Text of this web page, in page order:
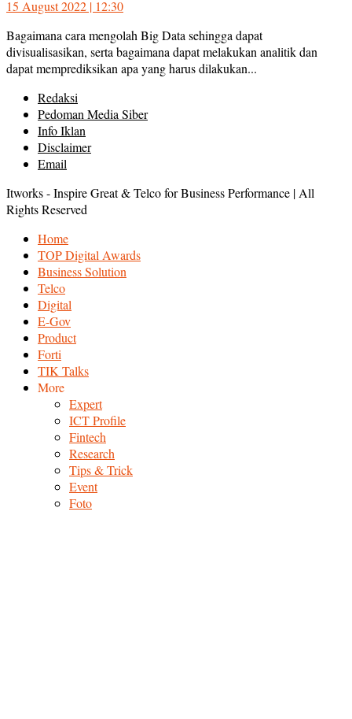
15 August 2022 | 12:30
Bagaimana cara mengolah Big Data sehingga dapat
divisualisasikan, serta bagaimana dapat melakukan analitik dan
dapat memprediksikan apa yang harus dilakukan...
Redaksi
Pedoman Media Siber
Info Iklan
Disclaimer
Email
Itworks - Inspire Great & Telco for Business Performance | All
Rights Reserved
Home
TOP Digital Awards
Business Solution
Telco
Digital
E-Gov
Product
Forti
TIK Talks
More
Expert
ICT Profile
Fintech
Research
Tips & Trick
Event
Foto